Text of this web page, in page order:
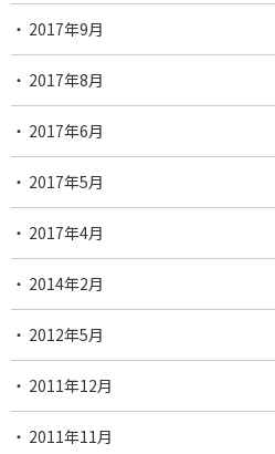
2017年9月
2017年8月
2017年6月
2017年5月
2017年4月
2014年2月
2012年5月
2011年12月
2011年11月